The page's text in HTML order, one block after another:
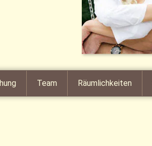
Team Räumlichkeiten